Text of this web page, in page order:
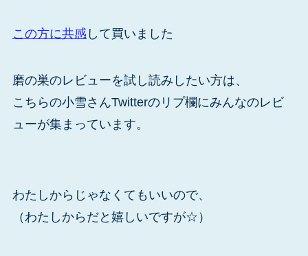
この方に共感して買いました
磨の巣のレビューを試し読みしたい方は、
こちらの小雪さんTwitterのリプ欄にみんなのレビ
ューが集まっています。
わたしからじゃなくてもいいので、
（わたしからだと嬉しいですが☆）